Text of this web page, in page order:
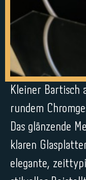
Kleiner Bartisch
rundem
Das glänzende
klaren
elegante,